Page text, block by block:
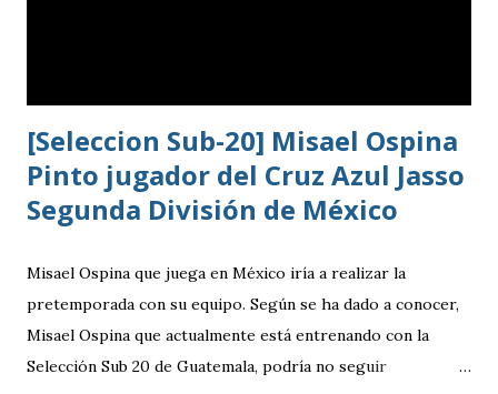
[Seleccion Sub-20] Misael Ospina
Pinto jugador del Cruz Azul Jasso
Segunda División de México
Misael Ospina que juega en México iría a realizar la
pretemporada con su equipo. Según se ha dado a conocer,
Misael Ospina que actualmente está entrenando con la
Selección Sub 20 de Guatemala, podría no seguir